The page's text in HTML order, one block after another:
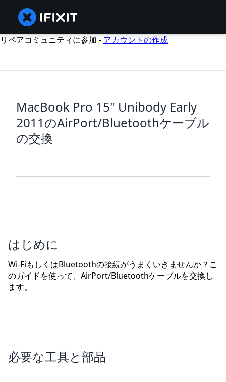
リペアコミュニティに参加 - アカウントの作成
MacBook Pro 15" Unibody Early
2011のAirPort/Bluetoothケーブル
の交換
はじめに
Wi-FiもしくはBluetoothの接続がうまくいきませんか？こ
のガイドを使って、AirPort/Bluetoothケーブルを交換し
ます。
必要な工具と部品